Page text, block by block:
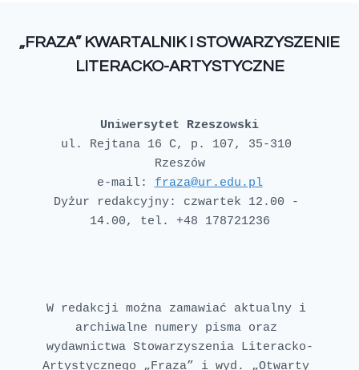
„FRAZA” KWARTALNIK I STOWARZYSZENIE
LITERACKO-ARTYSTYCZNE
Uniwersytet Rzeszowski
ul. Rejtana 16 C, p. 107, 35-310
Rzeszów
e-mail: fraza@ur.edu.pl
Dyżur redakcyjny: czwartek 12.00 -
W redakcji można zamawiać aktualny i
archiwalne numery pisma oraz
wydawnictwa Stowarzyszenia Literacko-
Artystycznego „Fraza” i wyd. „Otwarty